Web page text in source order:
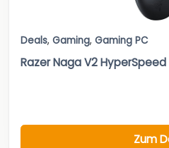
Deals, Gaming, Gaming PC
Razer Naga V2 HyperSpeed
Zum